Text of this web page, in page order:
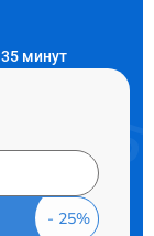
минут